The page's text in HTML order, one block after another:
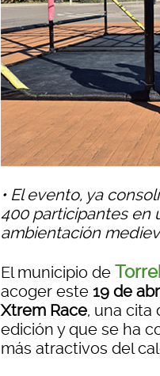
• El evento, ya
400 participantes en
ambientación
El municipio de
acoger este 19 de
Xtrem Race, una cita
edición y que se ha
más atractivos del